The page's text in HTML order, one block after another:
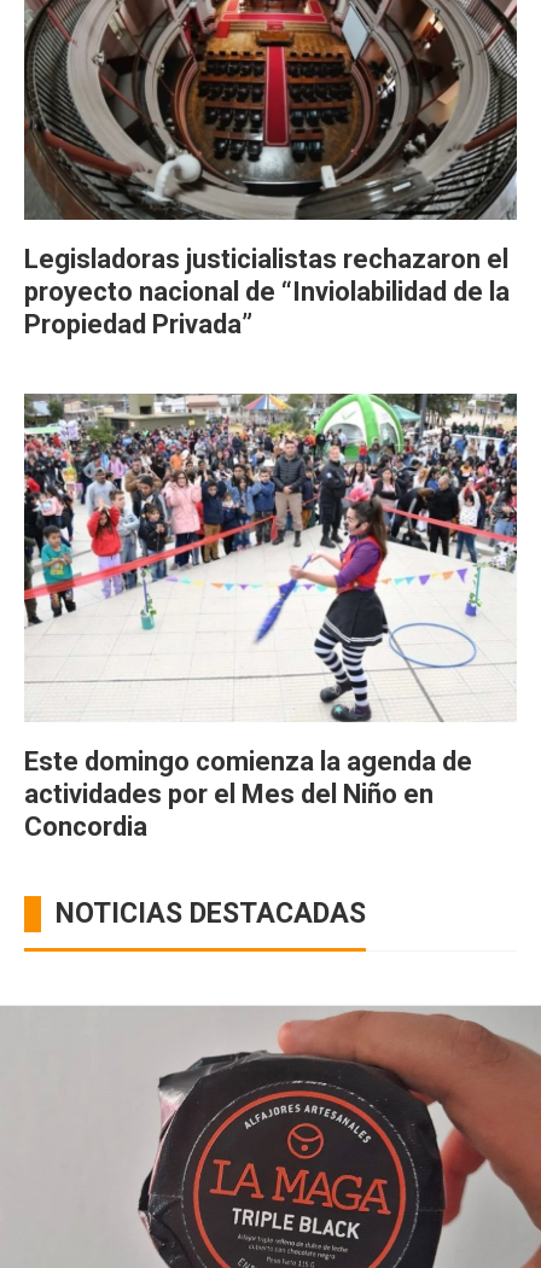
Legisladoras justicialistas rechazaron el
proyecto nacional de “Inviolabilidad de la
Propiedad Privada”
Este domingo comienza la agenda de
actividades por el Mes del Niño en
Concordia
NOTICIAS DESTACADAS